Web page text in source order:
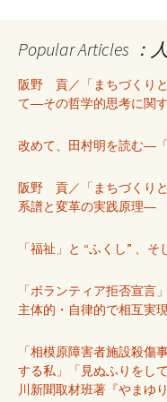
Popular Articles ：
阪野 貢／「まちづくり
て―その哲学的思考に関
改めて、田村明を読む―
阪野 貢／「まちづくり
系譜と変革の実践原理―
「福祉」と “ふくし” 、
「ボランティア拒否宣言
主体的・自律的で相互
「相模原障害者施設殺傷
する私」「見ぬふりをし
川新聞取材班著『やまゆ